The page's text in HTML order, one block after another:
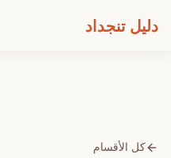
دليل تنجداد
كل الأقسام